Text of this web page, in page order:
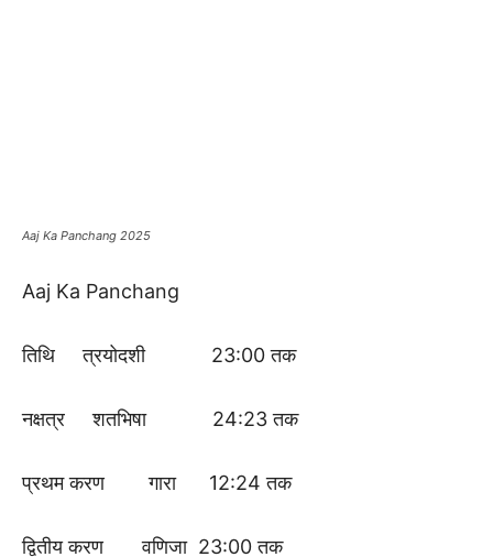
Aaj Ka Panchang 2025
Aaj Ka Panchang
तिथि त्रयोदशी 23:00 तक
नक्षत्र शतभिषा 24:23 तक
प्रथम करण गारा 12:24 तक
द्वितीय करण वणिजा 23:00 तक